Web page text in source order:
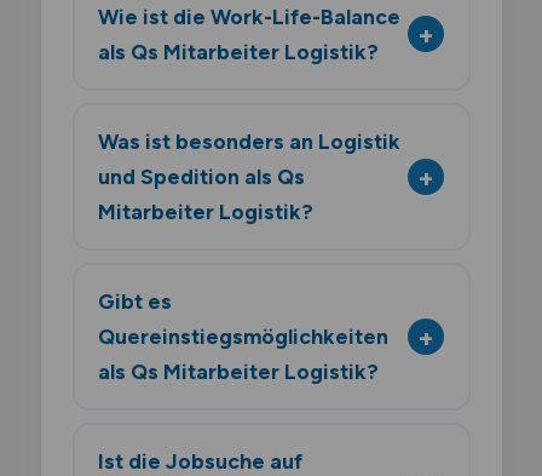
Wie ist die Work-Life-Balance
als Qs Mitarbeiter Logistik?
Was ist besonders an Logistik
und Spedition als Qs
Mitarbeiter Logistik?
Gibt es
Quereinstiegsmöglichkeiten
als Qs Mitarbeiter Logistik?
Ist die Jobsuche auf